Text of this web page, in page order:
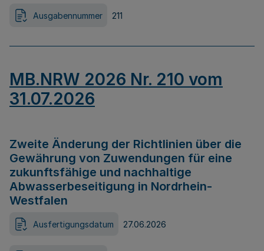
Ausgabennummer 211
MB.NRW 2026 Nr. 210 vom
31.07.2026
Zweite Änderung der Richtlinien über die
Gewährung von Zuwendungen für eine
zukunftsfähige und nachhaltige
Abwasserbeseitigung in Nordrhein-
Westfalen
Ausfertigungsdatum 27.06.2026